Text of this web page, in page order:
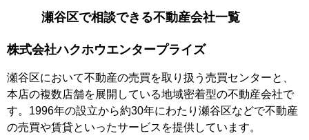
瀬谷区で相談できる不動産会社一覧
株式会社ハクホウエンタープライズ
瀬谷区において不動産の売買を取り扱う売買センターと、
本店の複数店舗を展開している地域密着型の不動産会社で
す。1996年の設立から約30年にわたり瀬谷区などで不動産
の売買や賃貸といったサービスを提供しています。